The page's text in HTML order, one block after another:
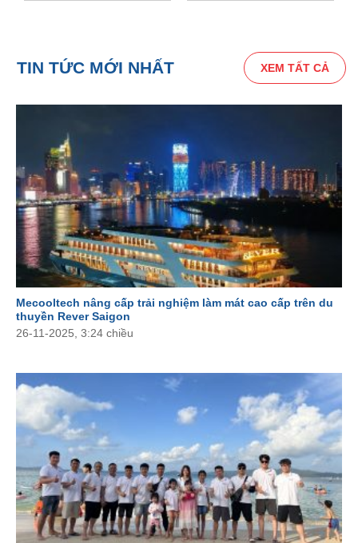
TIN TỨC MỚI NHẤT XEM TẤT CẢ
Mecooltech nâng cấp trải nghiệm làm mát cao cấp trên du
thuyền Rever Saigon
26-11-2025, 3:24 chiều